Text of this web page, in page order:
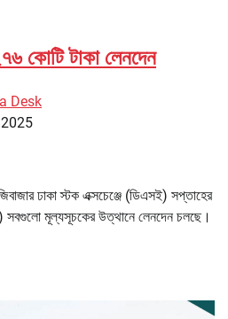
কোটি টাকা লেনদেন
Desk
ঢাকা স্টক এক্সচেঞ্জে (ডিএসই) সপ্তাহের
সবগুলো মূল্যসূচকের উত্থানে লেনদেন চলছে।